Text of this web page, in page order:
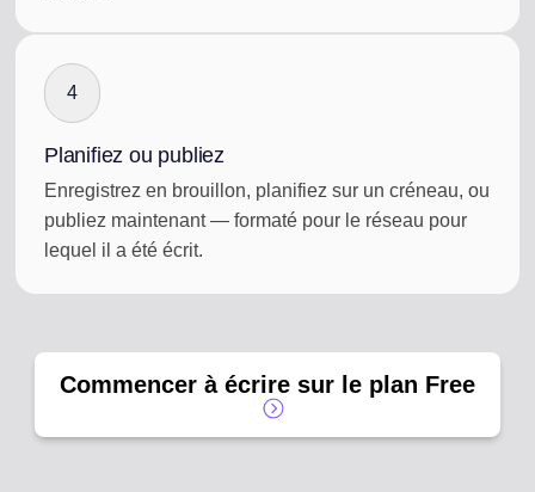
4
Planifiez ou publiez
Enregistrez en brouillon, planifiez sur un créneau, ou
publiez maintenant — formaté pour le réseau pour
lequel il a été écrit.
Commencer à écrire sur le plan Free